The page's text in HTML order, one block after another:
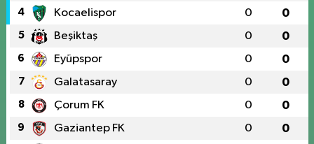
4 Kocaelispor 0 0
5 Beşiktaş 0 0
6 Eyüpspor 0 0
7 Galatasaray 0 0
8 Çorum FK 0 0
9 Gaziantep FK 0 0